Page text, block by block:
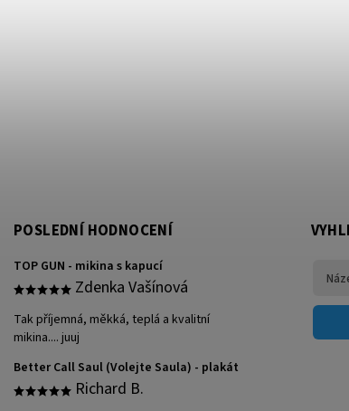
POSLEDNÍ HODNOCENÍ
TOP GUN - mikina s kapucí
Zdenka Vašínová
Tak příjemná, měkká, teplá a kvalitní
mikina.... juuj
Better Call Saul (Volejte Saula) - plakát
Richard B.